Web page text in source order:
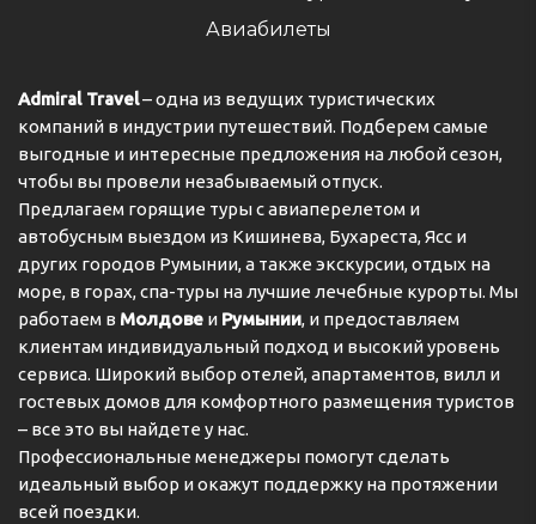
Авиабилеты
Admiral Travel– одна из ведущих туристических
компаний в индустрии путешествий. Подберем самые
выгодные и интересные предложения на любой сезон,
чтобы вы провели незабываемый отпуск.
Предлагаем горящие туры с авиаперелетом и
автобусным выездом из Кишинева, Бухареста, Ясс и
других городов Румынии, а также экскурсии, отдых на
море, в горах, спа-туры на лучшие лечебные курорты. Мы
работаем в Молдове и Румынии, и предоставляем
клиентам индивидуальный подход и высокий уровень
сервиса. Широкий выбор отелей, апартаментов, вилл и
гостевых домов для комфортного размещения туристов
– все это вы найдете у нас.
Профессиональные менеджеры помогут сделать
идеальный выбор и окажут поддержку на протяжении
всей поездки.